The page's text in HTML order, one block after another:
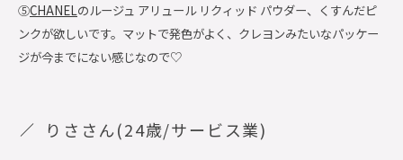
⑤CHANELのルージュ アリュール リクィッド パウダー、くすんだピ
ンクが欲しいです。マットで発色がよく、クレヨンみたいなパッケー
ジが今までにない感じなので♡
りささん(24歳/サービス業)